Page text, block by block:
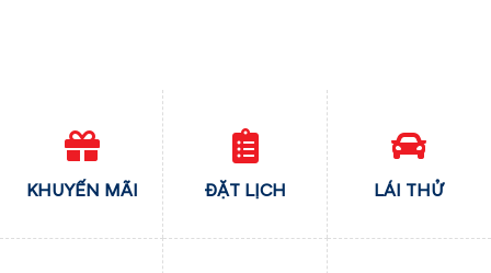
KHUYẾN MÃI ĐẶT LỊCH LÁI THỬ